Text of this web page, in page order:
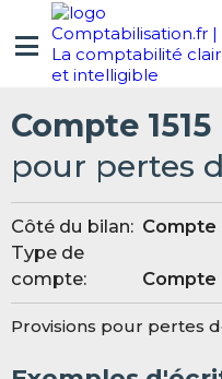
Compte 1515
pour pertes
Côté du bilan: Compte
Type de
compte:
Compte
Provisions pour pertes